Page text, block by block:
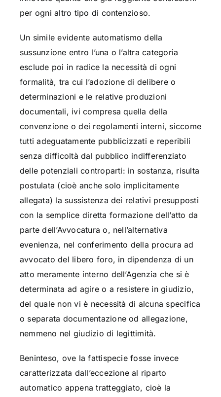
per ogni altro tipo di contenzioso.
Un simile evidente automatismo della
sussunzione entro l’una o l’altra categoria
esclude poi in radice la necessità di ogni
formalità, tra cui l’adozione di delibere o
determinazioni e le relative produzioni
documentali, ivi compresa quella della
convenzione o dei regolamenti interni, siccome
tutti adeguatamente pubblicizzati e reperibili
senza difficoltà dal pubblico indifferenziato
delle potenziali controparti: in sostanza, risulta
postulata (cioè anche solo implicitamente
allegata) la sussistenza dei relativi presupposti
con la semplice diretta formazione dell’atto da
parte dell’Avvocatura o, nell’alternativa
evenienza, nel conferimento della procura ad
avvocato del libero foro, in dipendenza di un
atto meramente interno dell’Agenzia che si è
determinata ad agire o a resistere in giudizio,
del quale non vi è necessità di alcuna specifica
o separata documentazione od allegazione,
nemmeno nel giudizio di legittimità.
Beninteso, ove la fattispecie fosse invece
caratterizzata dall’eccezione al riparto
automatico appena tratteggiato, cioè la